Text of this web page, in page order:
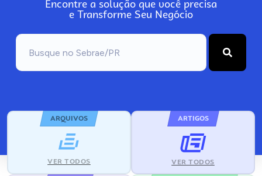
Encontre a solução que você precisa
e Transforme Seu Negócio
ARQUIVOS
VER TODOS
ARTIGOS
VER TODOS